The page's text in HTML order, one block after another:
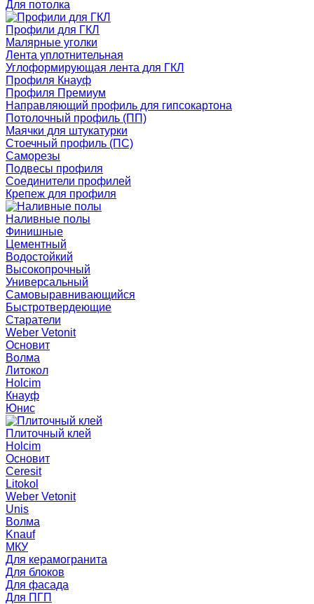
Для потолка
Профили для ГКЛ
Малярные уголки
Лента уплотнительная
Углоформирующая лента для ГКЛ
Профиля Кнауф
Профиля Премиум
Направляющий профиль для гипсокартона
Потолочный профиль (ПП)
Маячки для штукатурки
Стоечный профиль (ПС)
Саморезы
Подвесы профиля
Соединители профилей
Крепеж для профиля
Наливные полы
Финишные
Цементный
Водостойкий
Высокопрочный
Универсальный
Самовыравнивающийся
Быстротвердеющие
Старатели
Weber Vetonit
Основит
Волма
Литокол
Holcim
Кнауф
Юнис
Плиточный клей
Holcim
Основит
Ceresit
Litokol
Weber Vetonit
Unis
Волма
Knauf
МКУ
Для керамогранита
Для блоков
Для фасада
Для ПГП